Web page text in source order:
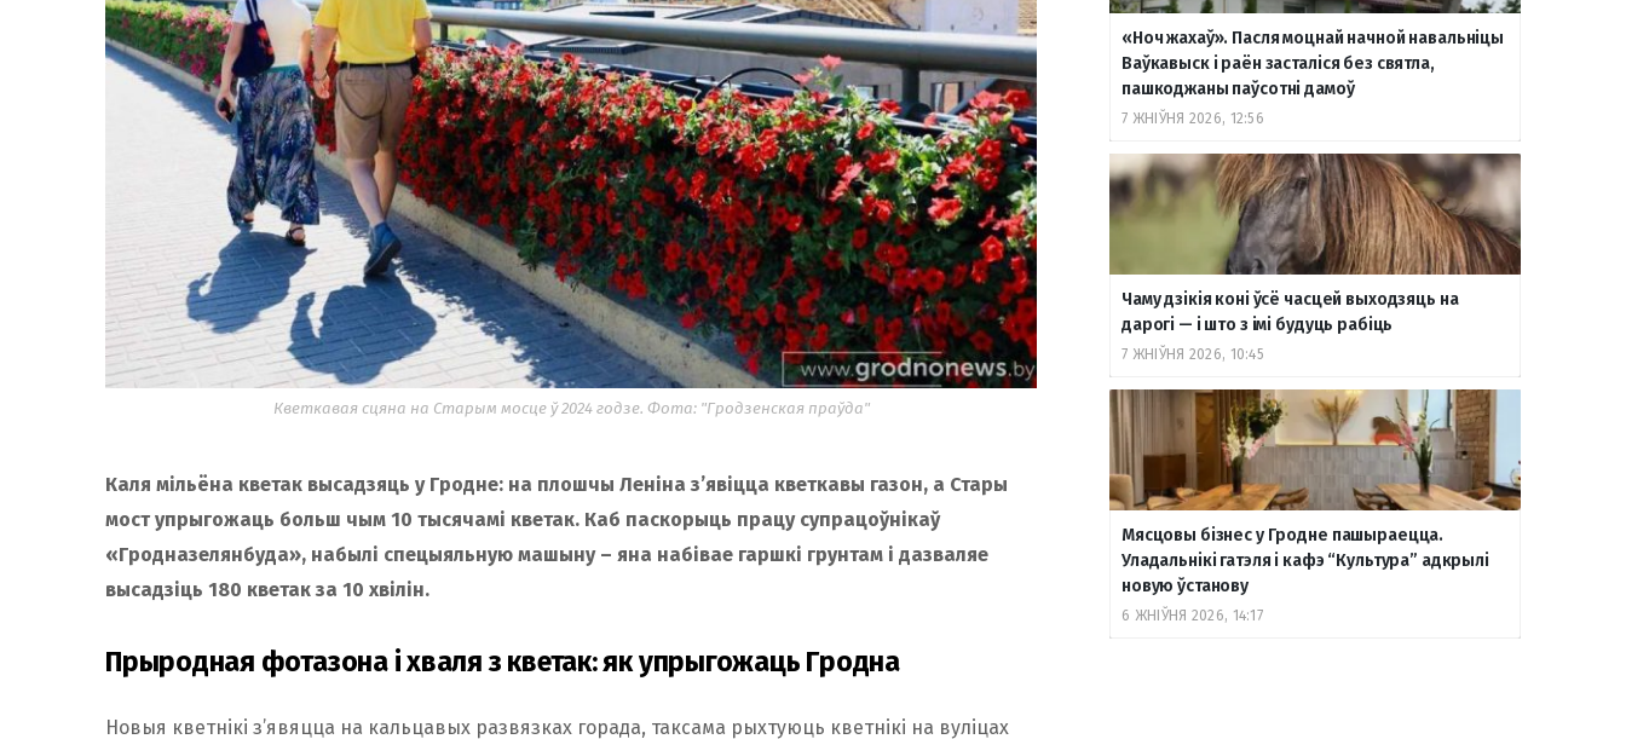
Кветкавая сцяна на Старым мосце ў 2024 годзе. Фота: "Гродзенская праўда"
Каля мільёна кветак высадзяць у Гродне: на плошчы Леніна з’явіцца кветкавы газон, а Стары
мост упрыгожаць больш чым 10 тысячамі кветак. Каб паскорыць працу супрацоўнікаў
«Гродназелянбуда», набылі спецыяльную машыну – яна набівае гаршкі грунтам і дазваляе
высадзіць 180 кветак за 10 хвілін.
Прыродная фотазона і хваля з кветак: як упрыгожаць Гродна
Новыя кветнікі з’явяцца на кальцавых развязках горада, таксама рыхтуюць кветнікі на вуліцах
«Ноч жахаў». Пасля моцнай начной навальніцы
Ваўкавыск і раён засталіся без святла,
пашкоджаны паўсотні дамоў
7 ЖНІЎНЯ 2026, 12:56
Чаму дзікія коні ўсё часцей выходзяць на
дарогі — і што з імі будуць рабіць
7 ЖНІЎНЯ 2026, 10:45
Мясцовы бізнес у Гродне пашыраецца.
Уладальнікі гатэля і кафэ “Культура” адкрылі
новую ўстанову
6 ЖНІЎНЯ 2026, 14:17